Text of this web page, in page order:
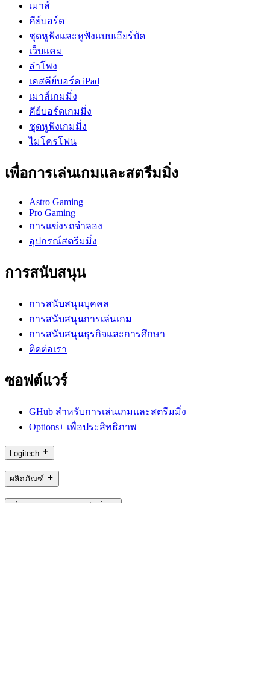
เมาส์
คีย์บอร์ด
ชุดหูฟังและหูฟังแบบเอียร์บัด
เว็บแคม
ลำโพง
เคสคีย์บอร์ด iPad
เมาส์เกมมิ่ง
คีย์บอร์ดเกมมิ่ง
ชุดหูฟังเกมมิ่ง
ไมโครโฟน
เพื่อการเล่นเกมและสตรีมมิ่ง
Astro Gaming
Pro Gaming
การแข่งรถจำลอง
อุปกรณ์สตรีมมิ่ง
การสนับสนุน
การสนับสนุนบุคคล
การสนับสนุนการเล่นเกม
การสนับสนุนธุรกิจและการศึกษา
ติดต่อเรา
ซอฟต์แวร์
GHub สำหรับการเล่นเกมและสตรีมมิ่ง
Options+ เพื่อประสิทธิภาพ
Logitech
ผลิตภัณฑ์